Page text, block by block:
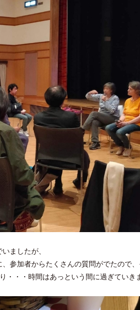
ましたが、
参加者からたくさんの質問がでたので
・・時間はあっという間に過ぎていき